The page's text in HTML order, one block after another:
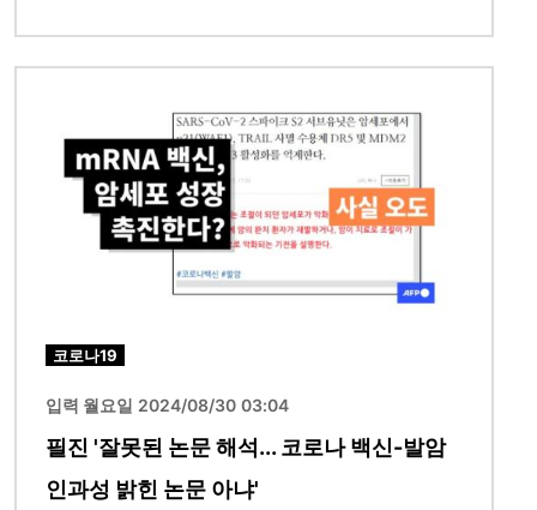
코로나19
입력 월요일 2024/08/30 03:04
필진 '잘못된 논문 해석... 코로나 백신-발암
인과성 밝힌 논문 아냐'